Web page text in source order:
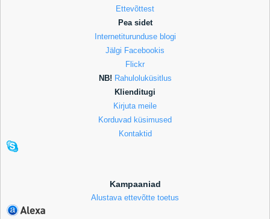
Ettevõttest
Pea sidet
Internetiturunduse blogi
Jälgi Facebookis
Flickr
NB! Rahuloluküsitlus
Klienditugi
Kirjuta meile
Korduvad küsimused
Kontaktid
Kampaaniad
Alustava ettevõtte toetus